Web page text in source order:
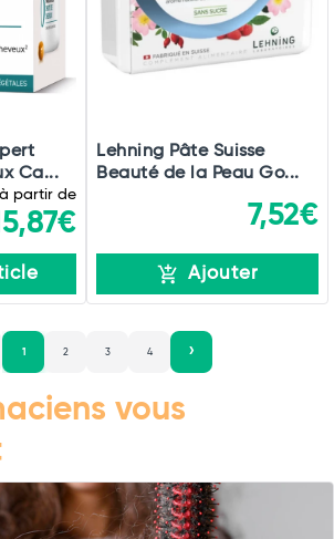
Ca...
à partir de
Lehning Pâte Suisse
Beauté de la Peau Go...
7,52€
Ajouter
1 2 3 4
vous